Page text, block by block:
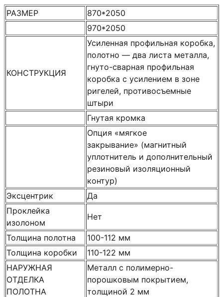
РАЗМЕР
870*2050
970*2050
КОНСТРУКЦИЯ
Усиленная профильная коробка,
полотно — два листа металла,
гнуто-сварная профильная
коробка с усилением в зоне
ригелей, противосъемные
штыри
Гнутая кромка
Опция «мягкое
закрывание» (магнитный
уплотнитель и дополнительный
резиновый изоляционный
контур)
Эксцентрик
Да
Проклейка
изолоном
Нет
Толщина полотна
100-112 мм
Толщина коробки
110-122 мм
НАРУЖНАЯ
ОТДЕЛКА
ПОЛОТНА
Металл с полимерно-
порошковым покрытием,
толщиной 2 мм